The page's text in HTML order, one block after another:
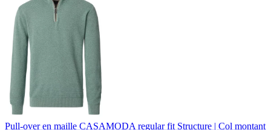
Pull-over en maille CASAMODA regular fit Structure | Col montant